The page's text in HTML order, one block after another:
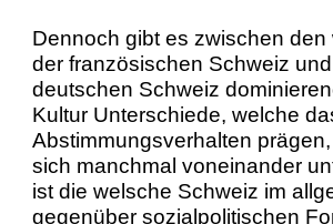
Dennoch gibt es zwischen den
der französischen Schweiz
deutschen Schweiz
Kultur Unterschiede, welche
Abstimmungsverhalten
sich manchmal voneinander
ist die welsche Schweiz im
gegenüber sozialpolitischen